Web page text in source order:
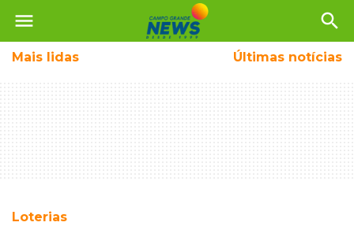
menu search
Mais lidas Últimas notícias
Loterias